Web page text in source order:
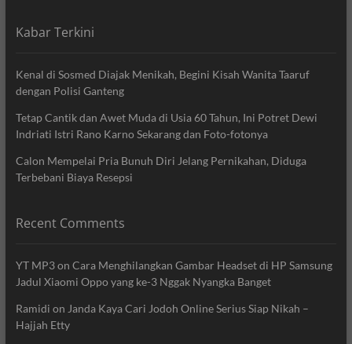
Kabar Terkini
Kenal di Sosmed Diajak Menikah, Begini Kisah Wanita Taaruf
dengan Polisi Ganteng
Tetap Cantik dan Awet Muda di Usia 60 Tahun, Ini Potret Dewi
Indriati Istri Rano Karno Sekarang dan Foto-fotonya
Calon Mempelai Pria Bunuh Diri Jelang Pernikahan, Diduga
Terbebani Biaya Resepsi
Recent Comments
YT MP3on Cara Menghilangkan Gambar Headset di HP Samsung
Jadul Xiaomi Oppo yang ke-3 Nggak Nyangka Banget
Ramidi on Janda Kaya Cari Jodoh Online Serius Siap Nikah –
Hajjah Etty